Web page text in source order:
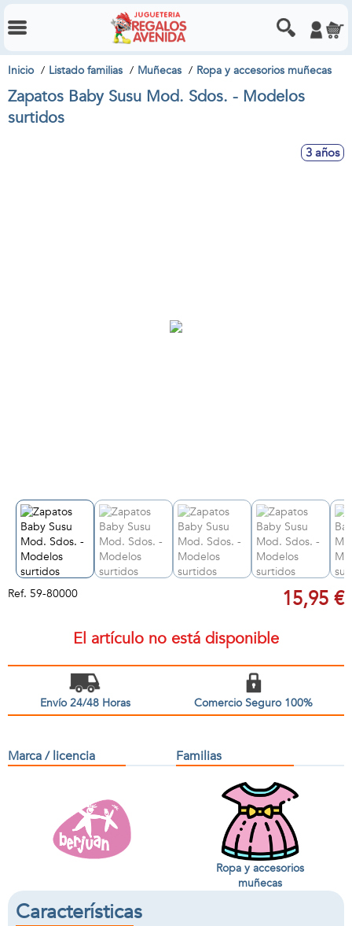
Inicio Listado familias Muñecas Ropa y accesorios muñecas
Zapatos Baby Susu Mod. Sdos. - Modelos
surtidos
3 años
Ref. 59-80000 15,95 €
El artículo no está disponible
Envío 24/48 Horas Comercio Seguro 100%
Marca / licencia Familias
Ropa y accesorios
muñecas
Características